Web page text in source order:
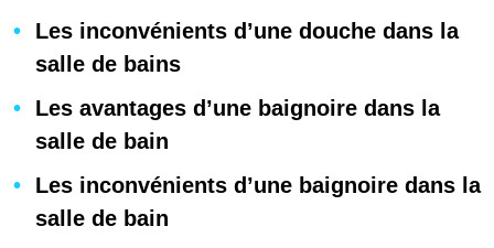
Les inconvénients d’une douche dans la
salle de bains
Les avantages d’une baignoire dans la
salle de bain
Les inconvénients d’une baignoire dans la
salle de bain